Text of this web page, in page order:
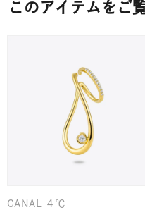
このアイテムをご
CANAL ４℃